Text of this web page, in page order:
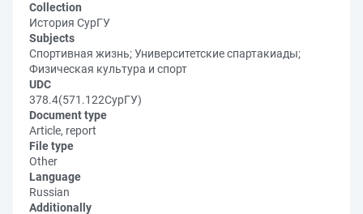
Collection
История СурГУ
Subjects
Спортивная жизнь; Университетские спартакиады;
Физическая культура и спорт
UDC
378.4(571.122СурГУ)
Document type
Article, report
File type
Other
Language
Russian
Additionally